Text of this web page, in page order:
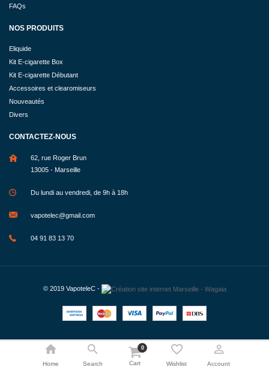
FAQs
NOS PRODUITS
Eliquide
Kit E-cigarette Box
Kit E-cigarette Débutant
Accessoires et clearomiseurs
Nouveautés
Divers
CONTACTEZ-NOUS
62, rue Roger Brun
13005 - Marseille
Du lundi au vendredi, de 9h à 18h
vapotelec@gmail.com
04 91 83 13 70
© 2019 VapoteleC-
Home Search
0
Cart Wishlist Account